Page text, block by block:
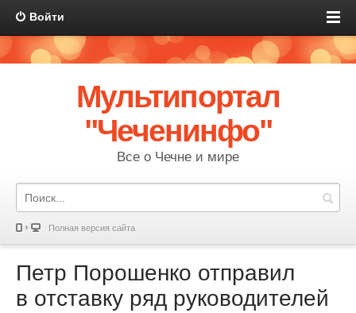
Войти
Мультипортал
"Чеченинфо"
Все о Чечне и мире
Полная версия сайта
Петр Порошенко отправил
в отставку ряд руководителей